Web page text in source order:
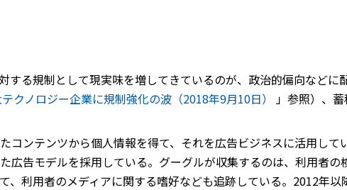
する規制として現実味を増してきているのが、政治的偏向などに
クノロジー企業に規制強化の波（2018年9月10日） 」参照）、
コンテンツから個人情報を得て、それを広告ビジネスに活用して
広告モデルを採用している。グーグルが収集するのは、利用者の
、利用者のメディアに関する嗜好なども追跡している。2012年以